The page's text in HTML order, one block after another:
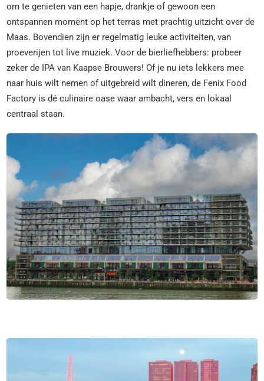
om te genieten van een hapje, drankje of gewoon een
ontspannen moment op het terras met prachtig uitzicht over de
Maas. Bovendien zijn er regelmatig leuke activiteiten, van
proeverijen tot live muziek. Voor de bierliefhebbers: probeer
zeker de IPA van Kaapse Brouwers! Of je nu iets lekkers mee
naar huis wilt nemen of uitgebreid wilt dineren, de Fenix Food
Factory is dé culinaire oase waar ambacht, vers en lokaal
centraal staan.